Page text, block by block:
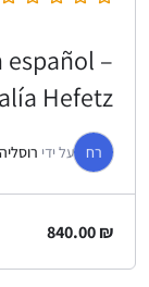
español –
Hefetz
רח על ידי
840.00₪